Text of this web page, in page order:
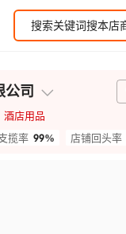
公司
酒店用品
揽率 99% 店铺回头率